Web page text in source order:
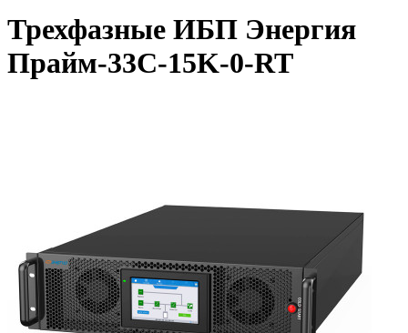
Трехфазные ИБП Энергия
Прайм-33C-15K-0-RT